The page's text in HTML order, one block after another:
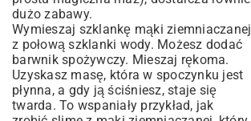
dużo zabawy.
Wymieszaj szklankę mąki ziemniaczanej
z połową szklanki wody. Możesz dodać
barwnik spożywczy. Mieszaj rękoma.
Uzyskasz masę, która w spoczynku jest
płynna, a gdy ją ściśniesz, staje się
twarda. To wspaniały przykład, jak